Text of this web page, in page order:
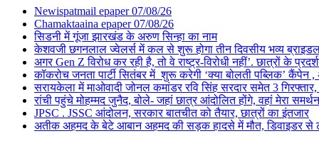
Newispatmail epaper 07/08/26
Chamaktaaina epaper 07/08/26
सिडनी में गूंजा झारखंड के अरुण सिन्हा का नाम
केशवजी छगनलाल ज्वेलर्स में कल से शुरू होगा तीन दिवसीय भव्य
अगर Gen Z विरोध कर रही है, तो वे राष्ट्र-विरोधी नहीं’. छात्रों के
कॉकरोच जनता पार्टी सितंबर में शुरू करेगी ‘क्या बोलती पब्लिक’ कैंपेन ,
सरायकेला में माओवादी जोनल कमांडर रवि सिंह सरदार समेत 3
रांची पहुंचे मोहम्मद जुनैद, बोले- जहां छात्र आंदोलित होंगे, वहां मेरा
JPSC . JSSC आंदोलन, सरकार बातचीत को तैयार, छात्रों का इंतजार
अतीक अहमद के बेटे आबान अहमद की सड़क हादसे में मौत, डिवाइडर से